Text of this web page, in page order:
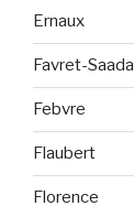
Ernaux
Favret-Saada
Febvre
Flaubert
Florence